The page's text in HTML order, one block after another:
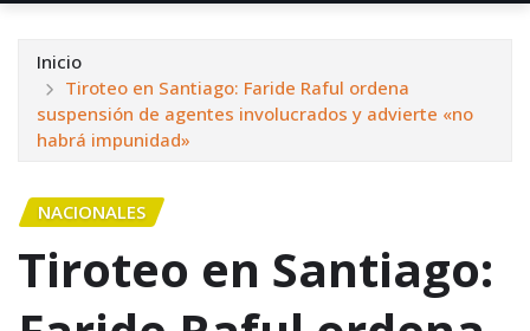
Inicio
Tiroteo en Santiago: Faride Raful ordena
suspensión de agentes involucrados y advierte «no
habrá impunidad»
NACIONALES
Tiroteo en Santiago: